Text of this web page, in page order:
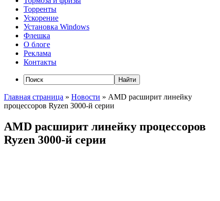
Торренты
Ускорение
Установка Windows
Флешка
О блоге
Реклама
Контакты
Главная страница » Новости » AMD расширит линейку
процессоров Ryzen 3000-й серии
AMD расширит линейку процессоров
Ryzen 3000-й серии